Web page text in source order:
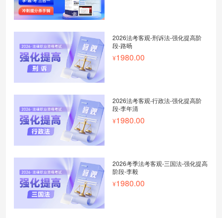
2026法考客观-刑诉法-强化提高阶
段-路旸
1980.00
2026法考客观-行政法-强化提高阶
段-李年清
1980.00
2026考季法考客观-三国法-强化提高
阶段-李毅
1980.00